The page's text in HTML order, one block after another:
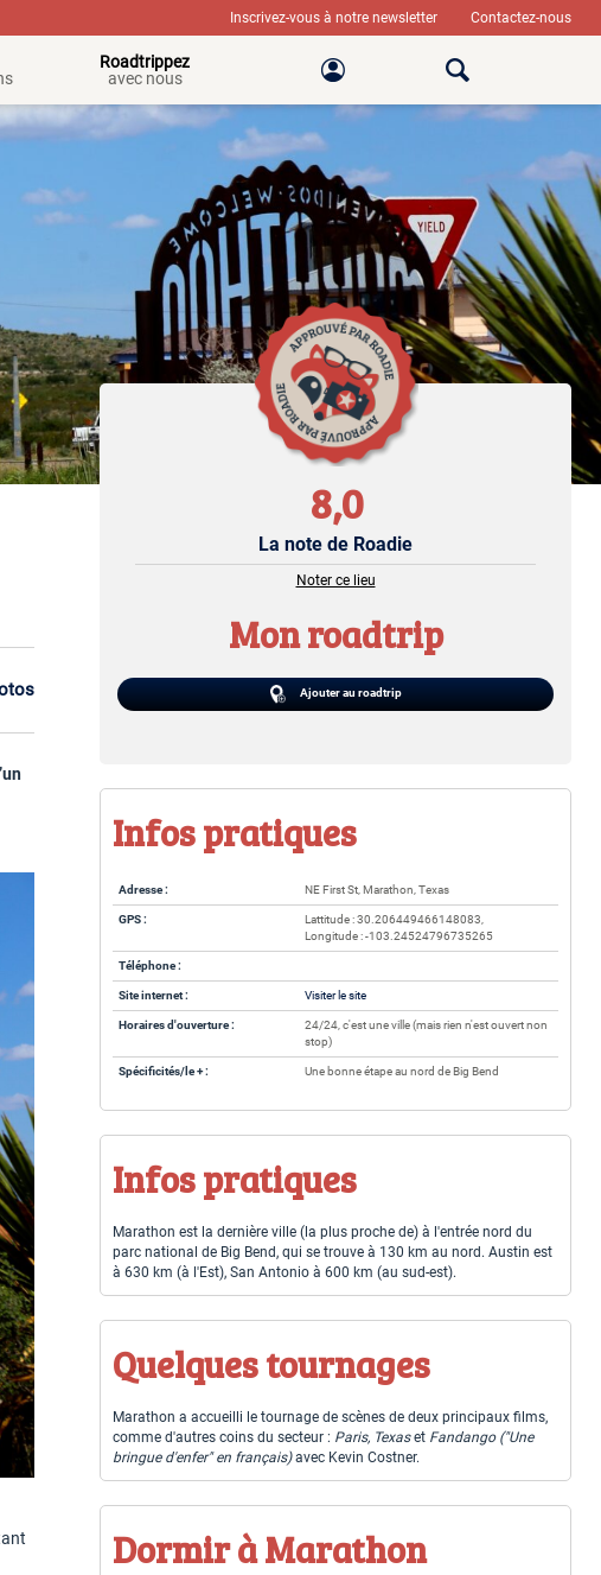
Inscrivez-vous à notre newsletter Contactez-nous
Roadtrippez
avec nous
8,0
La note de Roadie
Noter ce lieu
Mon roadtrip
Ajouter au roadtrip
Infos pratiques
Adresse : NE First St, Marathon, Texas
GPS :
Lattitude : 30.206449466148083,
Longitude : -103.24524796735265
Téléphone :
Site internet : Visiter le site
Horaires d'ouverture :
24/24, c'est une ville (mais rien n'est ouvert non
stop)
Spécificités/le + : Une bonne étape au nord de Big Bend
Infos pratiques
Marathon est la dernière ville (la plus proche de) à l'entrée nord du
parc national de Big Bend, qui se trouve à 130 km au nord. Austin est
à 630 km (à l'Est), San Antonio à 600 km (au sud-est).
Quelques tournages
Marathon a accueilli le tournage de scènes de deux principaux films,
comme d'autres coins du secteur : Paris, Texaset Fandango ("Une
bringue d'enfer" en français)avec Kevin Costner.
Dormir à Marathon